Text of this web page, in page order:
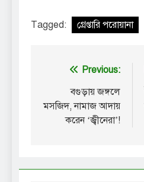
Tagged: গ্রেপ্তারি পরোয়ানা
Post
navigation
Previous:
বগুড়ায় জঙ্গলে
মসজিদ, নামাজ আদায়
করেন ‘জ্বীনেরা’!